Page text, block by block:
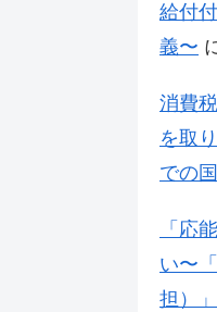
給付
義〜
消費
を取
での
「応
い〜
担）